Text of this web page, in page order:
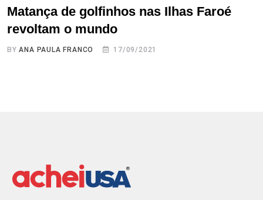
Matança de golfinhos nas Ilhas Faroé
revoltam o mundo
BYANA PAULA FRANCO 17/09/2021